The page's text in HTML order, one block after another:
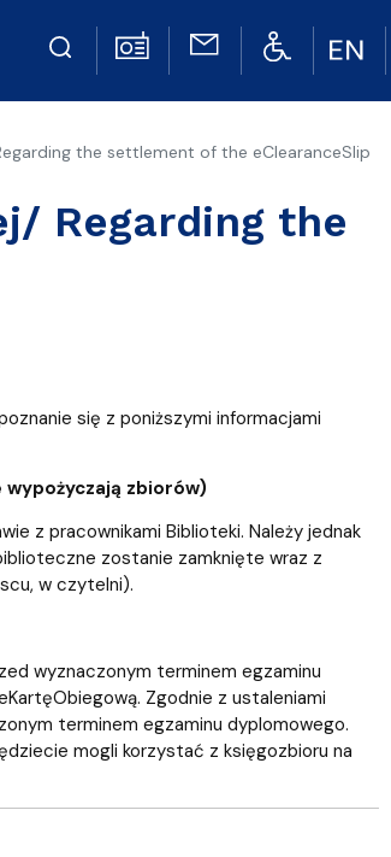
the settlement of the eClearanceSlip
Regarding the
się z poniższymi informacjami
zbiorów)
z pracownikami Biblioteki. Należy jednak
zostanie zamknięte wraz z
w czytelni).
wyznaczonym terminem egzaminu
Zgodnie z ustaleniami
terminem egzaminu dyplomowego.
mogli korzystać z księgozbioru na